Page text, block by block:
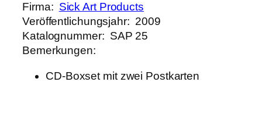
Firma
Sick Art Products
Veröffentlichungsjahr
2009
Katalognummer
SAP 25
Bemerkungen
CD-Boxset mit zwei Postkarten